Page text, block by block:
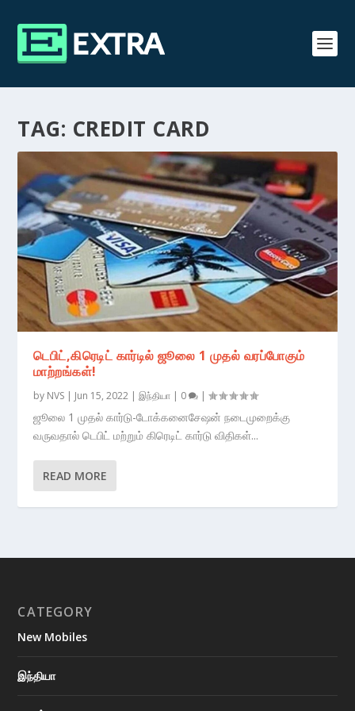
TAG: CREDIT CARD
டெபிட்,கிரெடிட் கார்டில் ஜூலை 1 முதல் வரப்போகும்
மாற்றங்கள்!
by NVS | Jun 15, 2022 |இந்தியா | 0 |
ஜூலை 1 முதல் கார்டு-டோக்கனைசேஷன் நடைமுறைக்கு
வருவதால் டெபிட் மற்றும் கிரெடிட் கார்டு விதிகள்...
READ MORE
CATEGORY
New Mobiles
இந்தியா